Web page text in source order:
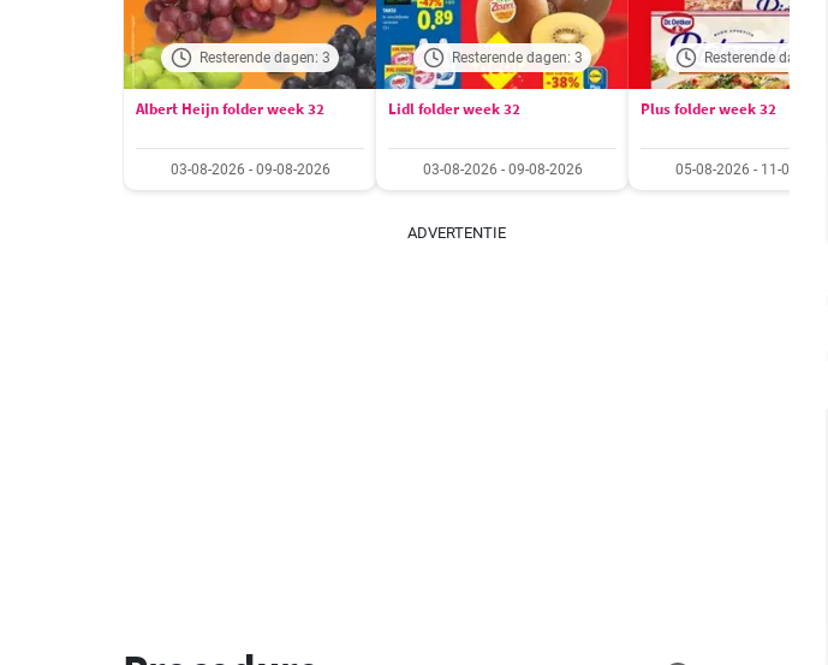
Resterende dagen: 3
Albert Heijn folder week 32
03-08-2026 - 09-08-2026
Resterende dagen: 3
Lidl folder week 32
03-08-2026 - 09-08-2026
Resterende dagen: 5
Plus folder week 32
05-08-2026 - 11-08-2026
ADVERTENTIE